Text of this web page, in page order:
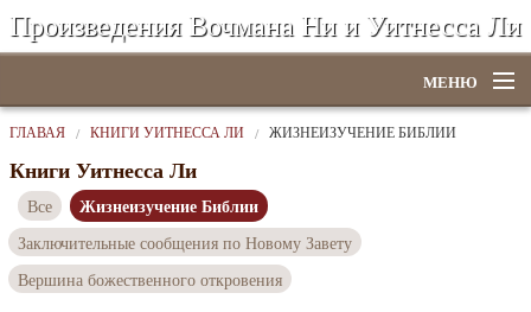
Произведения Вочмана Ни и Уитнесса Ли
МЕНЮ
Главная
По алфавиту
По категориям
По авторам
ГЛАВАЯ КНИГИ УИТНЕССА ЛИ ЖИЗНЕИЗУЧЕНИЕ БИБЛИИ
Книги Уитнесса Ли
Все Жизнеизучение Библии
Заключительные сообщения по Новому Завету
Вершина божественного откровения